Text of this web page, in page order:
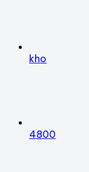
kho
4800